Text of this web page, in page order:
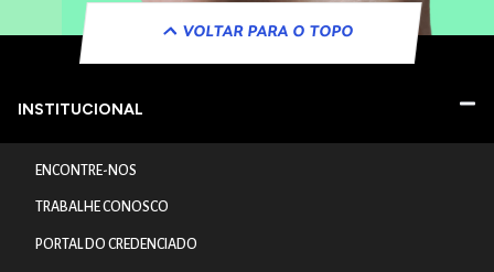
VOLTAR PARA O TOPO
INSTITUCIONAL
ENCONTRE-NOS
TRABALHE CONOSCO
PORTAL DO CREDENCIADO